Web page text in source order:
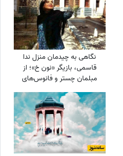
نگاهی به چیدمان منزل ندا
قاسمی، بازیگر «نون خ»؛ از
مبلمان چستر و فانوس‌های
دکوراتیو تا کابینت شیشه‌ای و
آباژورهای کلاسیک